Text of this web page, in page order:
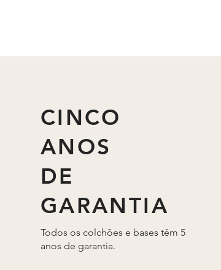
CINCO
ANOS
DE
GARANTIA
Todos os colchões e bases têm 5
anos de garantia.